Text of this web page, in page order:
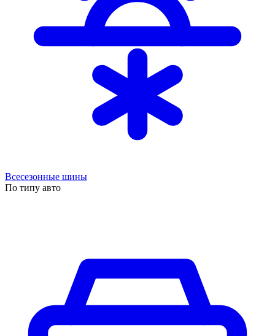
Всесезонные шины
По типу авто